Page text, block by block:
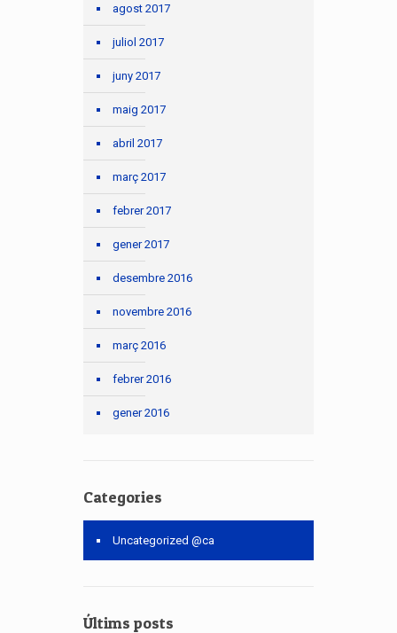
agost 2017
juliol 2017
juny 2017
maig 2017
abril 2017
març 2017
febrer 2017
gener 2017
desembre 2016
novembre 2016
març 2016
febrer 2016
gener 2016
Categories
Uncategorized @ca
Últims posts